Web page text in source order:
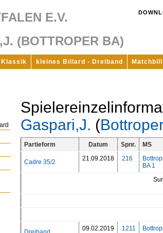
E.V.
(BOTTROPER BA)
kleines Billard - Dreiband
Gaspari,J. (
Partieform Datum Spnr. MS
Cadre 35/2 21.09.2018 216
BA 1
09.02.2019 1211